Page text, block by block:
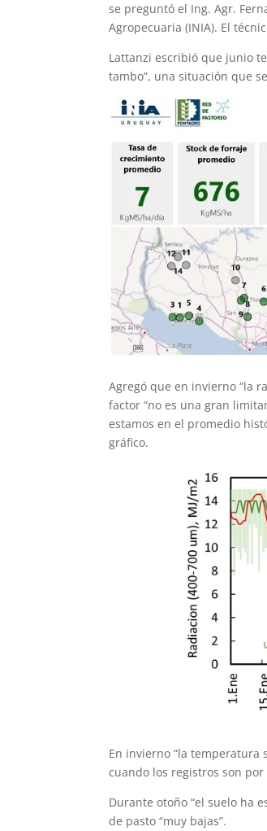
se preguntó el Ing. Agr.
Agropecuaria (INIA). El
Lattanzi escribió que junio
tambo”, una situación que
Agregó que en invierno “la
factor “no es una gran
estamos en el promedio
gráfico.
En invierno “la temperatura
cuando los registros son por
Durante otoño “el suelo ha
de pasto “muy bajas”.